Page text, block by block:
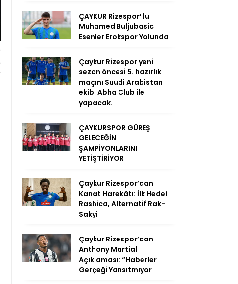
ÇAYKUR Rizespor’ lu
Muhamed Buljubasic
Esenler Erokspor Yolunda
Çaykur Rizespor yeni
sezon öncesi 5. hazırlık
maçını Suudi Arabistan
ekibi Abha Club ile
yapacak.
ÇAYKURSPOR GÜREŞ
GELECEĞİN
ŞAMPİYONLARINI
YETİŞTİRİYOR
Çaykur Rizespor’dan
Kanat Harekâtı: İlk Hedef
Rashica, Alternatif Rak-
Sakyi
Çaykur Rizespor’dan
Anthony Martial
Açıklaması: “Haberler
Gerçeği Yansıtmıyor